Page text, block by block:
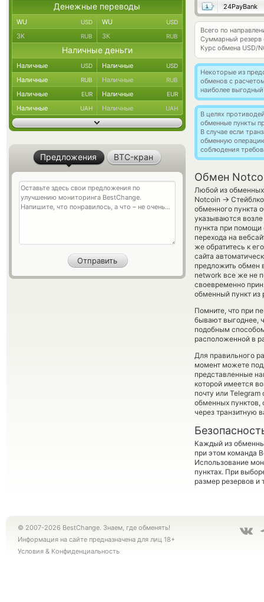
24PayBank
Всего по
Суммарный резерв
Курс обмена USD/
Некоторые из
обменов с
наиболее
В целях
обменные пункты
В случае если
обменную
соблюдения
Обмен
Любой из обменных
Notcoin →
обменного пункта
указываются
пункта при помощи
перехода на
же обратитесь к
сайта
предложить обмен
network все же не
своевременно
обменный пункт из
Помните, что при
бывают выгоднее,
подобным
расположенной в
Для правильного
момент можете
представленные
которой имеется
почту или
обменных
через транзитную
Каждый из
при этом команда
Использование
пунктах. При
размер резервов и
Денежные переводы
WU USD WU USD
ЗК RUB ЗК RUB
Наличные деньги
Наличные USD Наличные USD
Наличные RUB Наличные RUB
Наличные EUR Наличные EUR
Наличные UAH Наличные UAH
Предложения BTC-кран
© 2007-2026 BestChange. Знаем, где обменять!
Информация на сайте предназначена для лиц 18+
Условия & Конфиденциальность